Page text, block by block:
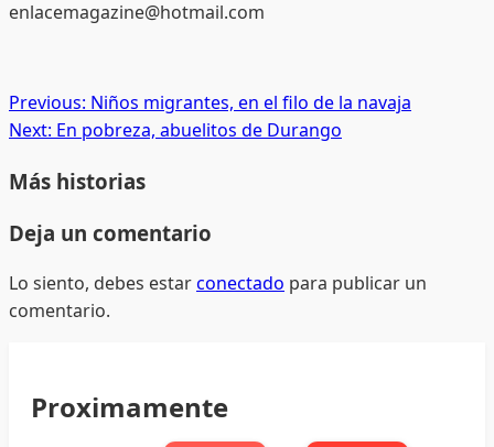
enlacemagazine@hotmail.com
Post
navigation
Previous: Niños migrantes, en el filo de la navaja
Next: En pobreza, abuelitos de Durango
Más historias
Deja un comentario
Lo siento, debes estarconectado para publicar un
comentario.
Proximamente